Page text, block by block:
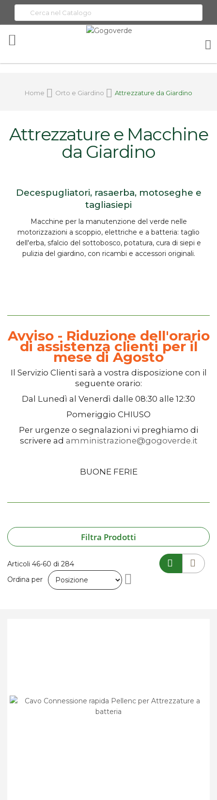
Home Orto e Giardino Attrezzature da Giardino
Attrezzature e Macchine
da Giardino
Decespugliatori, rasaerba, motoseghe e
tagliasiepi
Macchine per la manutenzione del verde nelle
motorizzazioni a scoppio, elettriche e a batteria: taglio
dell'erba, sfalcio del sottobosco, potatura, cura di siepi e
pulizia del giardino, con ricambi e accessori originali.
Avviso - Riduzione dell'orario
di assistenza clienti per il
mese di Agosto
Il Servizio Clienti sarà a vostra disposizione con il
seguente orario:
Dal Lunedì al Venerdì dalle 08:30 alle 12:30
Pomeriggio CHIUSO
Per urgenze o segnalazioni vi preghiamo di
scrivere ad amministrazione@gogoverde.it
BUONE FERIE
Filtra Prodotti
Articoli 46-60 di 284
Ordina per